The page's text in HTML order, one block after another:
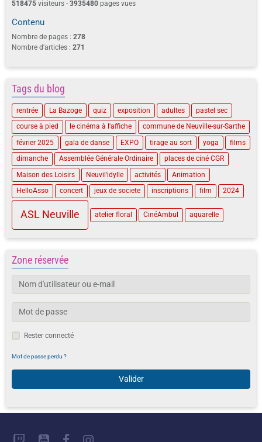
518475 visiteurs - 3935480 pages vues
Contenu
Nombre de pages : 278
Nombre d'articles : 271
Tags du blog
rentrée La Bazoge quiz exposition adultes
pastel sec
course à pied
le cinéma à l'affiche
commune de Neuville-sur-Sarthe
février 2025
gala de danse EXPO tirage au sort yoga
films
dimanche
Assemblée Générale Ordinaire
places de ciné CGR
Maison des Loisirs
Neuvil'idylle activités
Animation
HelloAsso
concert jeux de societe inscriptions film 2024
ASL Neuville atelier floral CinéAmbul aquarelle
Zone réservée
Rester connecté
Mot de passe perdu ?
Valider